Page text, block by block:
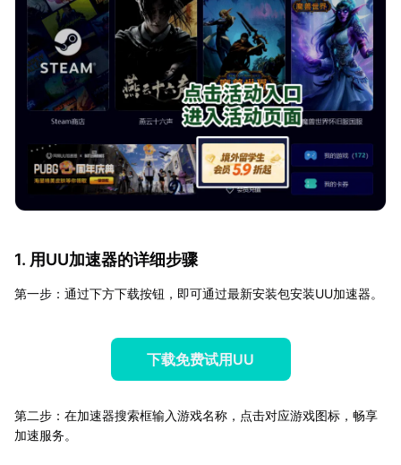
1. 用UU加速器的详细步骤
第一步：通过下方下载按钮，即可通过最新安装包安装UU加速器。
下载免费试用UU
第二步：在加速器搜索框输入游戏名称，点击对应游戏图标，畅享
加速服务。